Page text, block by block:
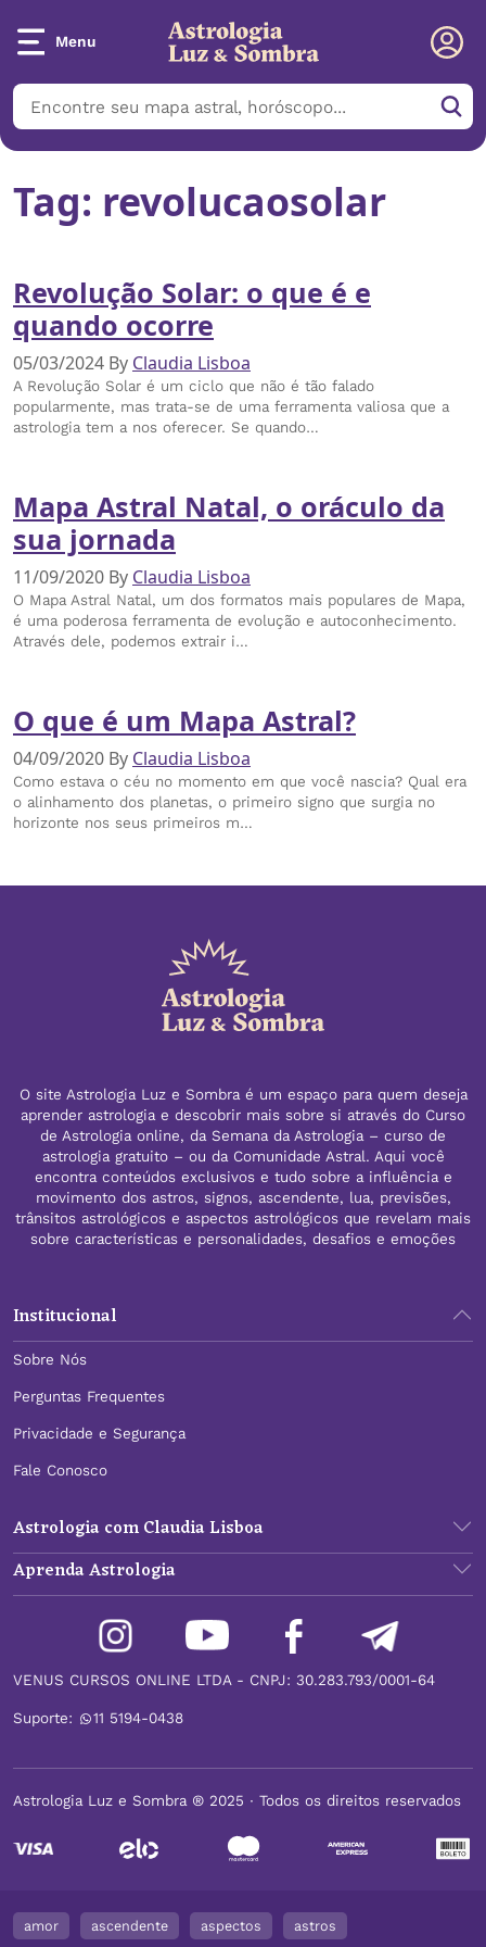
Menu
Tag: revolucaosolar
Revolução Solar: o que é e
quando ocorre
05/03/2024 By Claudia Lisboa
A Revolução Solar é um ciclo que não é tão falado
popularmente, mas trata-se de uma ferramenta valiosa que a
astrologia tem a nos oferecer. Se quando…
Mapa Astral Natal, o oráculo da
sua jornada
11/09/2020 By Claudia Lisboa
O Mapa Astral Natal, um dos formatos mais populares de Mapa,
é uma poderosa ferramenta de evolução e autoconhecimento.
Através dele, podemos extrair i…
O que é um Mapa Astral?
04/09/2020 By Claudia Lisboa
Como estava o céu no momento em que você nascia? Qual era
o alinhamento dos planetas, o primeiro signo que surgia no
horizonte nos seus primeiros m…
O site Astrologia Luz e Sombra é um espaço para quem deseja
aprender astrologia e descobrir mais sobre si através do Curso
de Astrologia online, da Semana da Astrologia – curso de
astrologia gratuito – ou da Comunidade Astral. Aqui você
encontra conteúdos exclusivos e tudo sobre a influência e
movimento dos astros, signos, ascendente, lua, previsões,
trânsitos astrológicos e aspectos astrológicos que revelam mais
sobre características e personalidades, desafios e emoções
Institucional
Sobre Nós
Perguntas Frequentes
Privacidade e Segurança
Fale Conosco
Astrologia com Claudia Lisboa
Aprenda Astrologia
VENUS CURSOS ONLINE LTDA - CNPJ: 30.283.793/0001-64
Suporte: 11 5194-0438
Astrologia Luz e Sombra ® 2025 ∙ Todos os direitos reservados
amor ascendente aspectos astros